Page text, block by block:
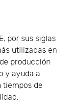
por sus siglas
utilizadas en
producción
y ayuda a
tiempos de